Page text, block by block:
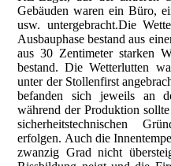
Gebäuden waren ein Büro,
usw. untergebracht.Die
Ausbauphase bestand aus
aus 30 Zentimeter starken
bestand. Die Wetterlutten
unter der Stollenfirst
befanden sich jeweils an
während der Produktion
sicherheitstechnischen
erfolgen. Auch die
zwanzig Grad nicht